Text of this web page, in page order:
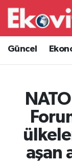
Güncel
aşan
Güncel
Ekonomi
Borsa
İş Dünyası
Lojistik
Hava
Trafik
Süper Lig
Tüm
Son